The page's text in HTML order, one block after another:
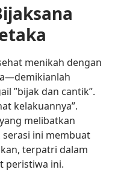
menikah dengan
”bijak dan cantik”.
kelakuannya”.
melibatkan
ini membuat
terpatri dalam
peristiwa ini.